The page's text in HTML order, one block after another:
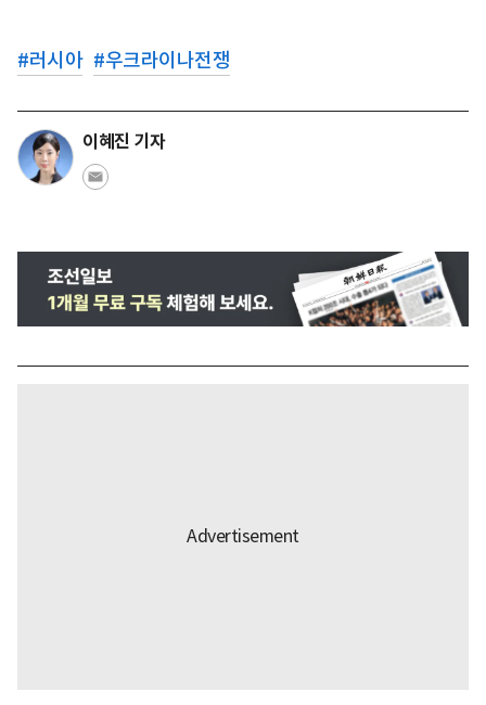
#러시아 #우크라이나전쟁
이혜진 기자